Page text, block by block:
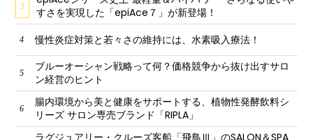
3
すさを実現した「epiAce７」が新登場！
4 慢性炎症対策と若々さの維持には、水素吸入療法！
5
ブルーオーシャン戦略って何？価格競争から抜け出すサロ
ン経営のヒント
6
腸内環境から美と健康をサポートする、植物性発酵飲料シ
リーズ サロン専売ブランド「RIPLA」